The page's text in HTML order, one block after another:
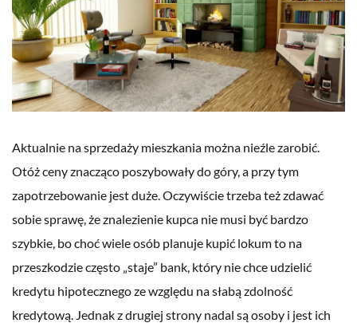
Aktualnie na sprzedaży mieszkania można nieźle zarobić.
Otóż ceny znacząco poszybowały do góry, a przy tym
zapotrzebowanie jest duże. Oczywiście trzeba też zdawać
sobie sprawę, że znalezienie kupca nie musi być bardzo
szybkie, bo choć wiele osób planuje kupić lokum to na
przeszkodzie często „staje” bank, który nie chce udzielić
kredytu hipotecznego ze względu na słabą zdolność
kredytową. Jednak z drugiej strony nadal są osoby i jest ich